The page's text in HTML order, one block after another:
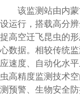
该监测站由内蒙
设运行，搭载高分
捉高空迁飞昆虫的
心数据。相较传统
应速度、自动化水
虫高精度监测技术
测预警、生物安全